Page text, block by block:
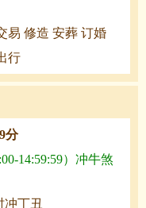
易 修造 安葬 订婚
行
分
14:59:59）冲牛煞
冲丁丑